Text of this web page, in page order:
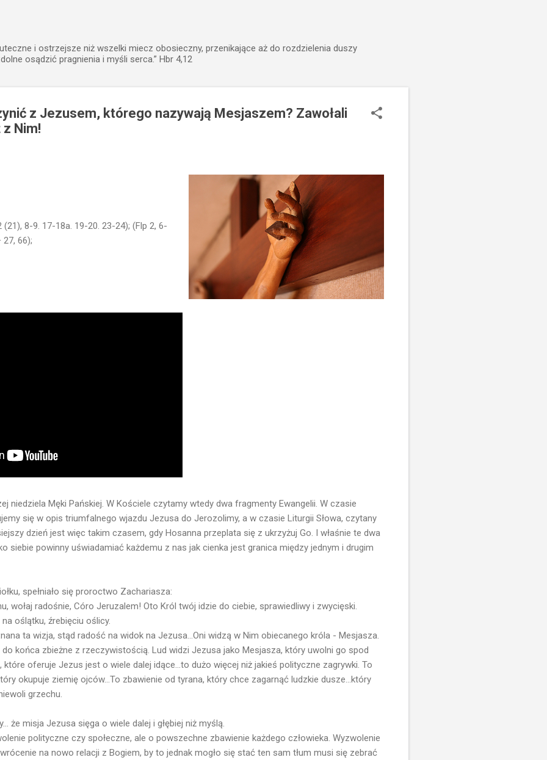
i ostrzejsze niż wszelki miecz obosieczny, przenikające aż do rozdzielenia duszy
osądzić pragnienia i myśli serca.” Hbr 4,12
z Jezusem, którego nazywają Mesjaszem? Zawołali
Nim!
8-9. 17-18a. 19-20. 23-24); (Flp 2, 6-
27, 66);
niedziela Męki Pańskiej. W Kościele czytamy wtedy dwa fragmenty Ewangelii. W czasie
się w opis triumfalnego wjazdu Jezusa do Jerozolimy, a w czasie Liturgii Słowa, czytany
dzień jest więc takim czasem, gdy Hosanna przeplata się z ukrzyżuj Go. I właśnie te dwa
siebie powinny uświadamiać każdemu z nas jak cienka jest granica między jednym i drugim
spełniało się proroctwo Zachariasza:
wołaj radośnie, Córo Jeruzalem! Oto Król twój idzie do ciebie, sprawiedliwy i zwycięski.
oślątku, źrebięciu oślicy.
ta wizja, stąd radość na widok na Jezusa...Oni widzą w Nim obiecanego króla - Mesjasza.
końca zbieżne z rzeczywistością. Lud widzi Jezusa jako Mesjasza, który uwolni go spod
które oferuje Jezus jest o wiele dalej idące...to dużo więcej niż jakieś polityczne zagrywki. To
okupuje ziemię ojców...To zbawienie od tyrana, który chce zagarnąć ludzkie dusze...który
grzechu.
że misja Jezusa sięga o wiele dalej i głębiej niż myślą.
polityczne czy społeczne, ale o powszechne zbawienie każdego człowieka. Wyzwolenie
na nowo relacji z Bogiem, by to jednak mogło się stać ten sam tłum musi się zebrać